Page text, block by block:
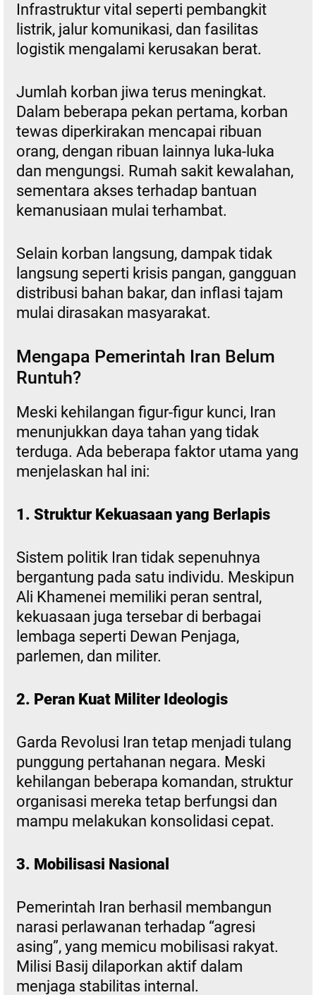
Infrastruktur vital seperti pembangkit
listrik, jalur komunikasi, dan fasilitas
logistik mengalami kerusakan berat.
Jumlah korban jiwa terus meningkat.
Dalam beberapa pekan pertama, korban
tewas diperkirakan mencapai ribuan
orang, dengan ribuan lainnya luka-luka
dan mengungsi. Rumah sakit kewalahan,
sementara akses terhadap bantuan
kemanusiaan mulai terhambat.
Selain korban langsung, dampak tidak
langsung seperti krisis pangan, gangguan
distribusi bahan bakar, dan inflasi tajam
mulai dirasakan masyarakat.
Mengapa Pemerintah Iran Belum
Runtuh?
Meski kehilangan figur-figur kunci, Iran
menunjukkan daya tahan yang tidak
terduga. Ada beberapa faktor utama yang
menjelaskan hal ini:
1. Struktur Kekuasaan yang Berlapis
Sistem politik Iran tidak sepenuhnya
bergantung pada satu individu. Meskipun
Ali Khamenei memiliki peran sentral,
kekuasaan juga tersebar di berbagai
lembaga seperti Dewan Penjaga,
parlemen, dan militer.
2. Peran Kuat Militer Ideologis
Garda Revolusi Iran tetap menjadi tulang
punggung pertahanan negara. Meski
kehilangan beberapa komandan, struktur
organisasi mereka tetap berfungsi dan
mampu melakukan konsolidasi cepat.
3. Mobilisasi Nasional
Pemerintah Iran berhasil membangun
narasi perlawanan terhadap “agresi
asing”, yang memicu mobilisasi rakyat.
Milisi Basij dilaporkan aktif dalam
menjaga stabilitas internal.